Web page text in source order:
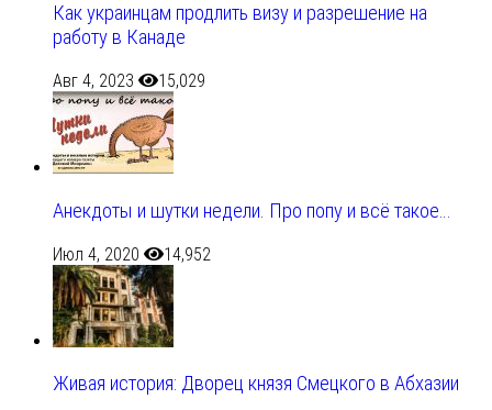
Как украинцам продлить визу и разрешение на
работу в Канаде
Авг 4, 2023 15,029
Анекдоты и шутки недели. Про попу и всё такое…
Июл 4, 2020 14,952
Живая история: Дворец князя Смецкого в Абхазии